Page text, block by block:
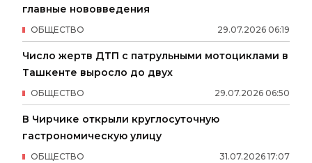
главные нововведения
29.07.2026 06:19
ОБЩЕСТВО
Число жертв ДТП с патрульными мотоциклами в
Ташкенте выросло до двух
29.07.2026 06:50
ОБЩЕСТВО
В Чирчике открыли круглосуточную
гастрономическую улицу
31.07.2026 17:07
ОБЩЕСТВО